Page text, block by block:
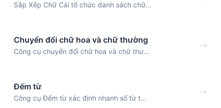
Sắp Xếp Chữ Cái tổ chức danh sách chữ...
Chuyển đổi chữ hoa và chữ thường
Công cụ chuyển đổi chữ hoa và chữ thư...
Đếm từ
Công cụ Đếm từ xác định nhanh số từ t...